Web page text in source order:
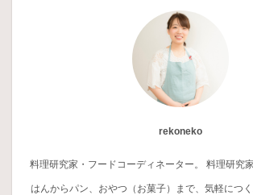
rekoneko
料理研究家・フードコーディネーター。 料理研究
はんからパン、おやつ（お菓子）まで、気軽につ